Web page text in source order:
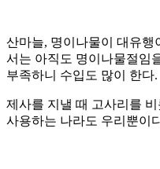
산마늘, 명이나물이 대유행
서는 아직도 명이나물절임
부족하니 수입도 많이 한다.
제사를 지낼 때 고사리를
사용하는 나라도 우리뿐이